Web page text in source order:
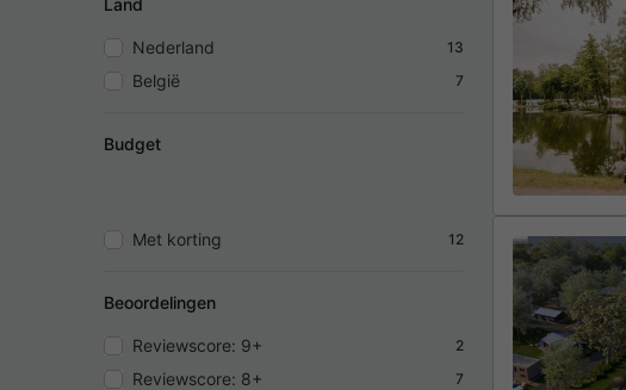
Nederland 13
België 7
Budget
Met korting 12
Beoordelingen
Reviewscore: 9+ 2
Reviewscore: 8+ 7